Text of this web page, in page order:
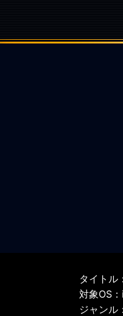
タイトル
対象OS
ジャンル